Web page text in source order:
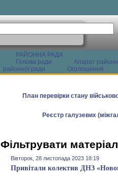
РАЙОННА РАДА
Голова ради
Апарат
районної ради
Оголошення
План перевірки стану
Реєстр галузевих
Фільтрувати
Вівторок, 28 листопада 2023 18:19
Привітали колектив ДНЗ